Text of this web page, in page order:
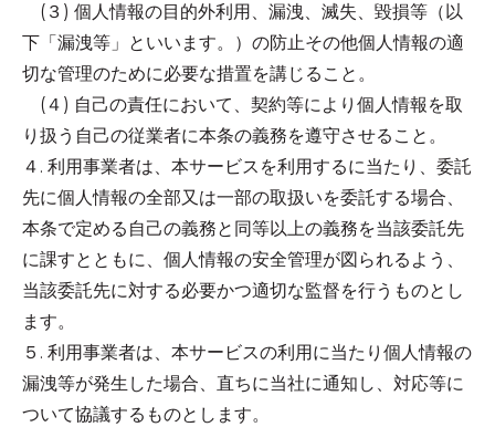
(３) 個人情報の目的外利用、漏洩、滅失、毀損等（以
下「漏洩等」といいます。）の防止その他個人情報の適
切な管理のために必要な措置を講じること。
(４) 自己の責任において、契約等により個人情報を取
り扱う自己の従業者に本条の義務を遵守させること。
４. 利用事業者は、本サービスを利用するに当たり、委託
先に個人情報の全部又は一部の取扱いを委託する場合、
本条で定める自己の義務と同等以上の義務を当該委託先
に課すとともに、個人情報の安全管理が図られるよう、
当該委託先に対する必要かつ適切な監督を行うものとし
ます。
５. 利用事業者は、本サービスの利用に当たり個人情報の
漏洩等が発生した場合、直ちに当社に通知し、対応等に
ついて協議するものとします。